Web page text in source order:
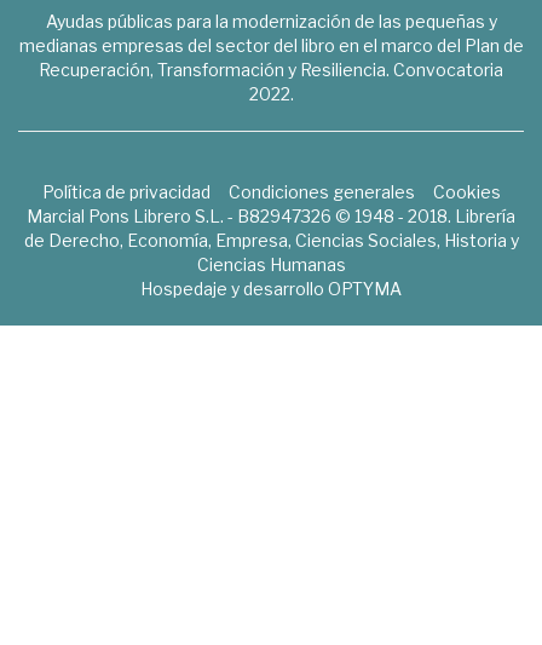
Ayudas públicas para la modernización de las pequeñas y
medianas empresas del sector del libro en el marco del Plan de
Recuperación, Transformación y Resiliencia. Convocatoria
2022.
Política de privacidad Condiciones generales
Cookies
Marcial Pons Librero S.L. - B82947326 © 1948 - 2018. Librería
de Derecho, Economía, Empresa, Ciencias Sociales, Historia y
Ciencias Humanas
Hospedaje y desarrollo OPTYMA